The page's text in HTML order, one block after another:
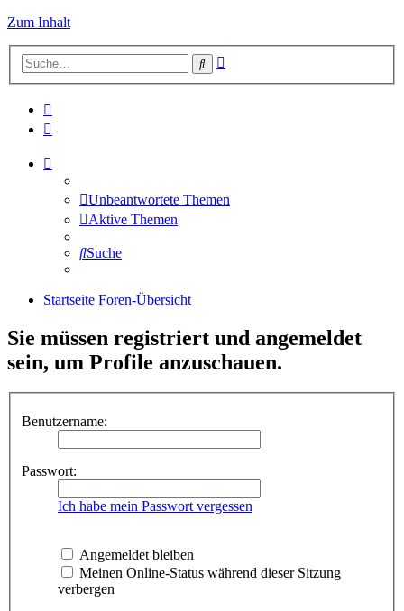
Zum Inhalt
Suche
Unbeantwortete Themen
Aktive Themen
Suche
Startseite Foren-Übersicht
Sie müssen registriert und angemeldet
sein, um Profile anzuschauen.
Benutzername:
Passwort:
Ich habe mein Passwort vergessen
Angemeldet bleiben
Meinen Online-Status während dieser Sitzung
verbergen